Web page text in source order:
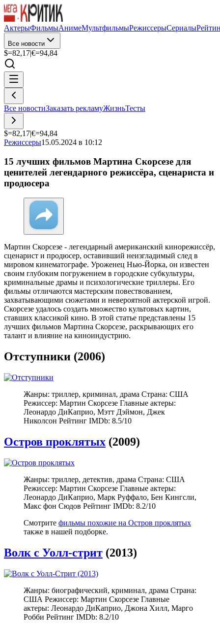
АктерыФильмыАнимеМультфильмыРежиссерыСериалы
Все новости
$=82,17|€=94,84
Все новостиЗаказать рекламуЖизньТесты
$=82,17|€=94,84
Режиссеры15.05.2024 в 10:12
15 лучших фильмов Мартина Скорсезе для
ценителей легендарного режиссёра, сценариста и
продюсера
Мартин Скорсезе - легендарный американский кинорежиссёр,
сценарист и продюсер, оставивший неизгладимый след в
мировом кинематографе. Уроженец Нью-Йорка, он известен
своим глубоким погружением в городские субкультуры,
криминальные драмы и психологические триллеры. Его
фильмы отличаются мастерским повествованием,
захватывающими сюжетами и невероятной актерской игрой.
Скорсезе удалось создать множество культовых картин,
ставших классикой кино. В этой статье представлены 15
лучших фильмов Мартина Скорсезе, раскрывающих его
талант и влияние на киноиндустрию.
Отступники (2006)
Жанры: триллер, криминал, драма Страна: США
Режиссер: Мартин Скорсезе Главные актеры:
Леонардо ДиКаприо, Мэтт Дэймон, Джек
Николсон Рейтинг IMDb: 8.5/10
Остров проклятых (2009)
Жанры: триллер, детектив, драма Страна: США
Режиссер: Мартин Скорсезе Главные актеры:
Леонардо ДиКаприо, Марк Руффало, Бен Кингсли,
Макс фон Сюдов Рейтинг IMDb: 8.2/10
Смотрите фильмы похожие на Остров проклятых
также в нашей подборке.
Волк с Уолл-стрит (2013)
Жанры: биографический, криминал, драма Страна:
США Режиссер: Мартин Скорсезе Главные
актеры: Леонардо ДиКаприо, Джона Хилл, Марго
Робби Рейтинг IMDb: 8.2/10